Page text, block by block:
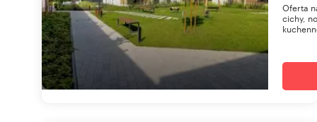
Oferta
cichy,